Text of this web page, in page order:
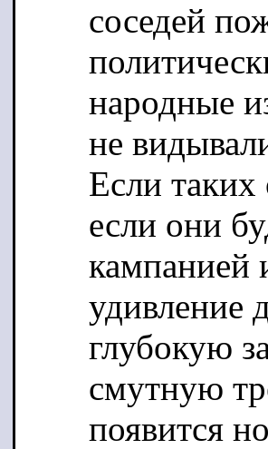
соседей
народные
не
Если
если они
удивление
глубокую
смутную
появится